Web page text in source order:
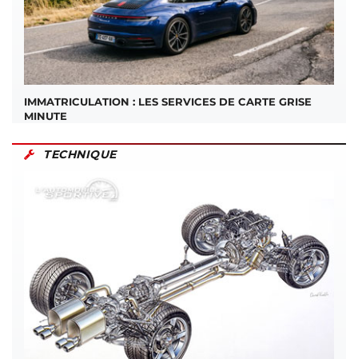
IMMATRICULATION : LES SERVICES DE CARTE GRISE
MINUTE
TECHNIQUE